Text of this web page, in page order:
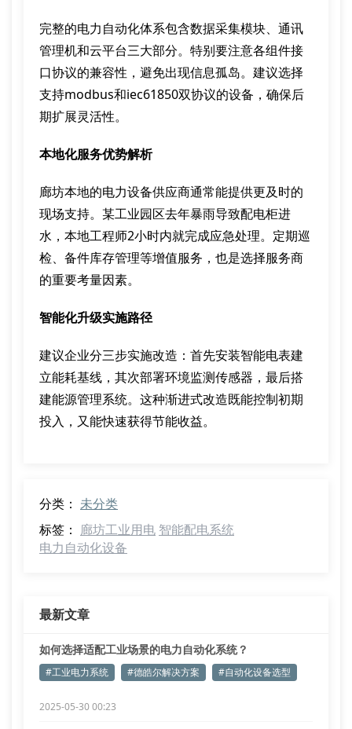
完整的电力自动化体系包含数据采集模块、通讯
管理机和云平台三大部分。特别要注意各组件接
口协议的兼容性，避免出现信息孤岛。建议选择
支持modbus和iec61850双协议的设备，确保后
期扩展灵活性。
本地化服务优势解析
廊坊本地的电力设备供应商通常能提供更及时的
现场支持。某工业园区去年暴雨导致配电柜进
水，本地工程师2小时内就完成应急处理。定期巡
检、备件库存管理等增值服务，也是选择服务商
的重要考量因素。
智能化升级实施路径
建议企业分三步实施改造：首先安装智能电表建
立能耗基线，其次部署环境监测传感器，最后搭
建能源管理系统。这种渐进式改造既能控制初期
投入，又能快速获得节能收益。
分类： 未分类
标签： 廊坊工业用电 智能配电系统
电力自动化设备
最新文章
如何选择适配工业场景的电力自动化系统？
#工业电力系统 #德皓尔解决方案 #自动化设备选型
2025-05-30 00:23